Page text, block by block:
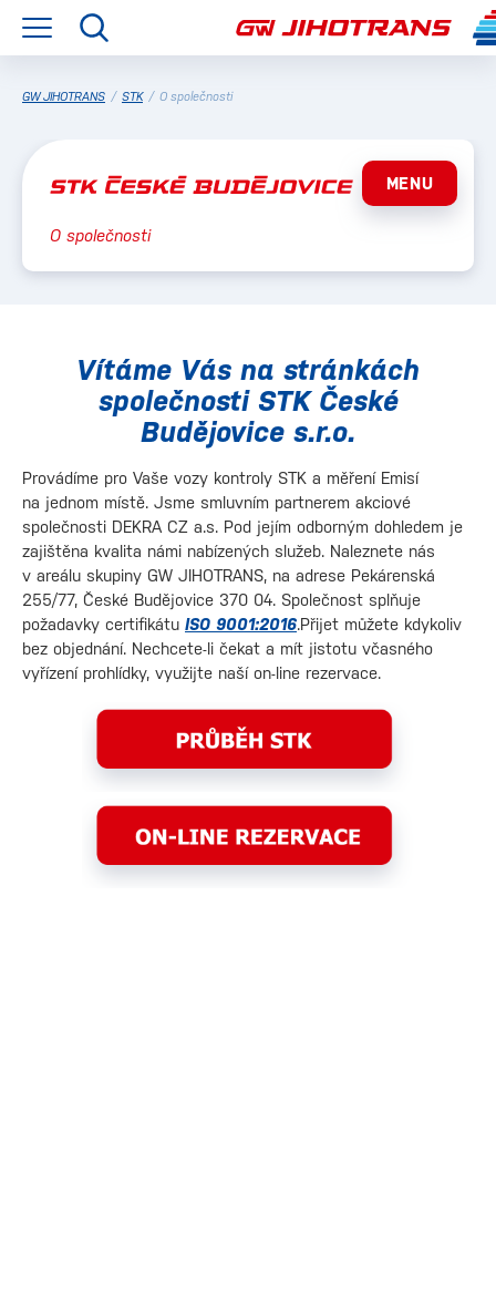
GW JIHOTRANS / STK/ O společnosti
O společnosti
MENU
Vítáme Vás na stránkách
společnosti STK České
Budějovice s.r.o.
Provádíme pro Vaše vozy kontroly STK a měření Emisí
na jednom místě. Jsme smluvním partnerem akciové
společnosti DEKRA CZ a.s. Pod jejím odborným dohledem je
zajištěna kvalita námi nabízených služeb. Naleznete nás
v areálu skupiny GW JIHOTRANS, na adrese Pekárenská
255/77, České Budějovice 370 04. Společnost splňuje
požadavky certifikátu ISO 9001:2016.Přijet můžete kdykoliv
bez objednání. Nechcete-li čekat a mít jistotu včasného
vyřízení prohlídky, využijte naší on-line rezervace.